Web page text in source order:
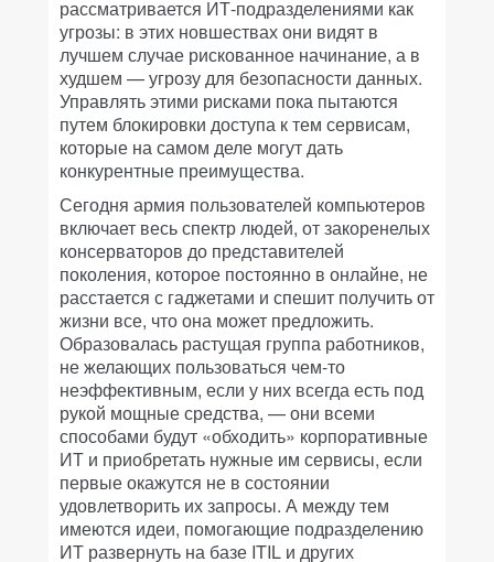
рассматривается ИТ-подразделениями как
угрозы: в этих новшествах они видят в
лучшем случае рискованное начинание, а в
худшем — угрозу для безопасности данных.
Управлять этими рисками пока пытаются
путем блокировки доступа к тем сервисам,
которые на самом деле могут дать
конкурентные преимущества.
Сегодня армия пользователей компьютеров
включает весь спектр людей, от закоренелых
консерваторов до представителей
поколения, которое постоянно в онлайне, не
расстается с гаджетами и спешит получить от
жизни все, что она может предложить.
Образовалась растущая группа работников,
не желающих пользоваться чем-то
неэффективным, если у них всегда есть под
рукой мощные средства, — они всеми
способами будут «обходить» корпоративные
ИТ и приобретать нужные им сервисы, если
первые окажутся не в состоянии
удовлетворить их запросы. А между тем
имеются идеи, помогающие подразделению
ИТ развернуть на базе ITIL и других